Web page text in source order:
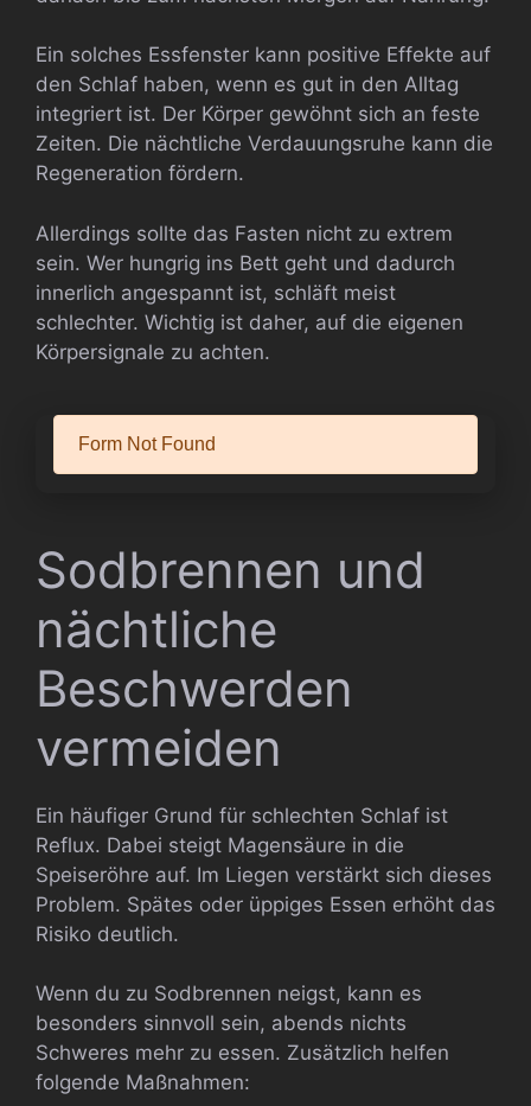
Ein solches Essfenster kann positive Effekte auf
den Schlaf haben, wenn es gut in den Alltag
integriert ist. Der Körper gewöhnt sich an feste
Zeiten. Die nächtliche Verdauungsruhe kann die
Regeneration fördern.
Allerdings sollte das Fasten nicht zu extrem
sein. Wer hungrig ins Bett geht und dadurch
innerlich angespannt ist, schläft meist
schlechter. Wichtig ist daher, auf die eigenen
Körpersignale zu achten.
Sodbrennen und
nächtliche
Beschwerden
vermeiden
Ein häufiger Grund für schlechten Schlaf ist
Reflux. Dabei steigt Magensäure in die
Speiseröhre auf. Im Liegen verstärkt sich dieses
Problem. Spätes oder üppiges Essen erhöht das
Risiko deutlich.
Wenn du zu Sodbrennen neigst, kann es
besonders sinnvoll sein, abends nichts
Schweres mehr zu essen. Zusätzlich helfen
folgende Maßnahmen: